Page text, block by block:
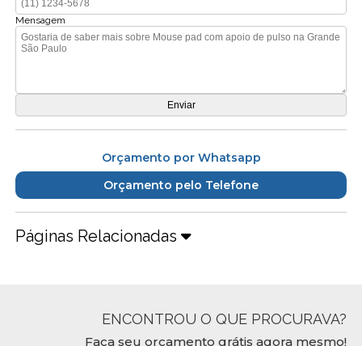
Mensagem
Orçamento por Whatsapp
Orçamento pelo Telefone
Páginas Relacionadas
ENCONTROU O QUE PROCURAVA?
Faça seu orçamento grátis agora mesmo!